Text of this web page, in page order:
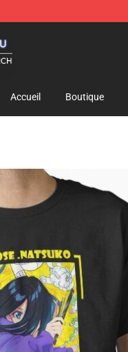
Accueil Boutique